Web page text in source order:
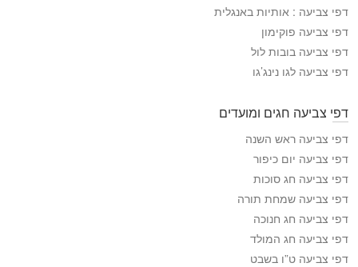
י
ע
ה
דפי צביעה : אותיות באנגלית
דפי צביעה פוקימון
דפי צביעה בובות לול
דפי צביעה לגו נינג’גו
דפי צביעה חגים ומועדים
דפי צביעה ראש השנה
דפי צביעה יום כיפור
דפי צביעה חג סוכות
דפי צביעה שמחת תורה
דפי צביעה חג חנוכה
דפי צביעה חג המולד
דפי צביעה ט”ו בשבט